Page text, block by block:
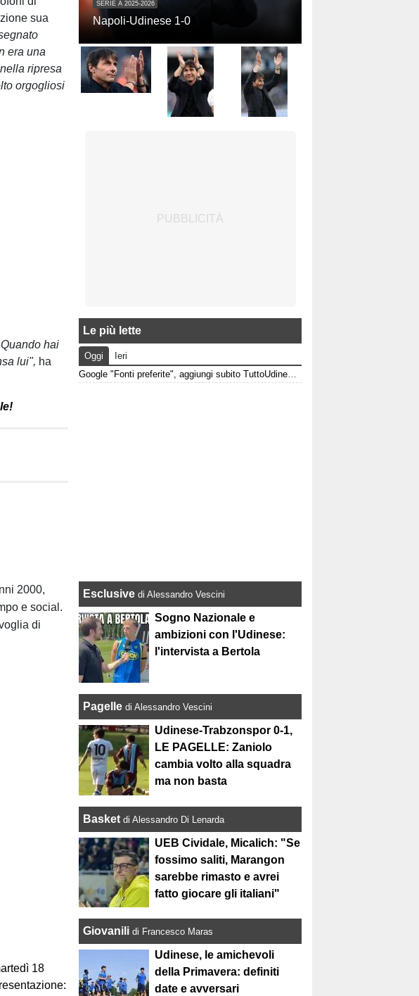
sua
era una
ripresa
orgogliosi
hai
lui", ha
2000,
e social.
di
18
SERIE A 2025-2026
Napoli-Udinese 1-0
Le più lette
Oggi
Ieri
Google "Fonti preferite", aggiungi subito TuttoUdinese e personalizza le tue notizie
Esclusive di Alessandro Vescini
Sogno Nazionale e
ambizioni con l'Udinese:
l'intervista a Bertola
Pagelle di Alessandro Vescini
Udinese-Trabzonspor 0-1,
LE PAGELLE: Zaniolo
cambia volto alla squadra
ma non basta
Basket di Alessandro Di Lenarda
UEB Cividale, Micalich: "Se
fossimo saliti, Marangon
sarebbe rimasto e avrei
fatto giocare gli italiani"
Giovanili di Francesco Maras
Udinese, le amichevoli
della Primavera: definiti
date e avversari